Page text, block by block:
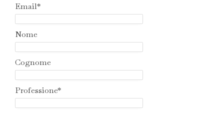
Email*
Nome
Cognome
Professione*